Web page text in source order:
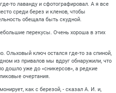
то лаванду и сфотографировал. А я все
среди берез и кленов, чтобы
обещала быть скудной.
перекусы. Очень хороша в этих
Ольховый ключ остался где-то за спиной,
из привалов мы вдруг обнаружили, что
дошло уже до «сникерсов», а редкие
очертания.
как с березой, - сказал А. И. и,